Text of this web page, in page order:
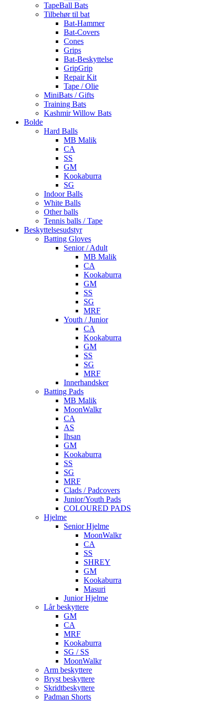
TapeBall Bats
Tilbehør til bat
Bat-Hammer
Bat-Covers
Cones
Grips
Bat-Beskyttelse
GripGrip
Repair Kit
Tape / Olie
MiniBats / Gifts
Training Bats
Kashmir Willow Bats
Bolde
Hard Balls
MB Malik
CA
SS
GM
Kookaburra
SG
Indoor Balls
White Balls
Other balls
Tennis balls / Tape
Beskyttelsesudstyr
Batting Gloves
Senior / Adult
MB Malik
CA
Kookaburra
GM
SS
SG
MRF
Youth / Junior
CA
Kookaburra
GM
SS
SG
MRF
Innerhandsker
Batting Pads
MB Malik
MoonWalkr
CA
AS
Ihsan
GM
Kookaburra
SS
SG
MRF
Clads / Padcovers
Junior/Youth Pads
COLOURED PADS
Hjelme
Senior Hjelme
MoonWalkr
CA
SS
SHREY
GM
Kookaburra
Masuri
Junior Hjelme
Lår beskyttere
GM
CA
MRF
Kookaburra
SG / SS
MoonWalkr
Arm beskyttere
Bryst beskyttere
Skridtbeskyttere
Padman Shorts